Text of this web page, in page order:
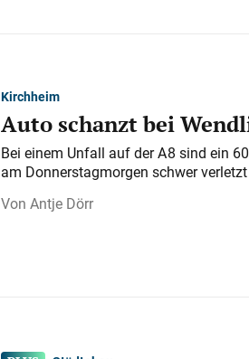
Kirchheim
Auto schanzt bei
Bei einem Unfall auf der A 8 sind ein
am Donnerstagmorgen schwer
Antje Dörr